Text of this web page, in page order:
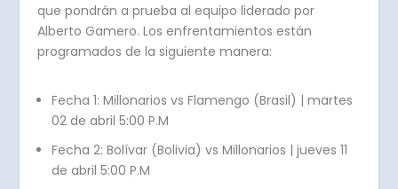
que pondrán a prueba al equipo liderado por
Alberto Gamero. Los enfrentamientos están
programados de la siguiente manera:
Fecha 1: Millonarios vs Flamengo (Brasil) | martes
02 de abril 5:00 P.M
Fecha 2: Bolívar (Bolivia) vs Millonarios | jueves 11
de abril 5:00 P.M